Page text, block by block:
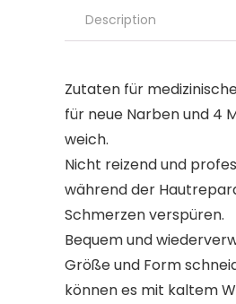
Description
Zutaten für
für neue Narben und 4
weich.
Nicht reizend und
während der
Schmerzen verspüren.
Bequem und
Größe und Form
können es mit kaltem